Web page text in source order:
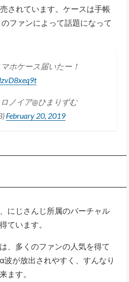
されています。ケースは手帳
ファンによって話題になって
ホケース届いたー！
ノイア@ひまりずむ
February 20, 2019
にじさんじ所属のバーチャル
ています。
、多くのファンの人気を得て
波が放出されやすく、すんなり
ます。